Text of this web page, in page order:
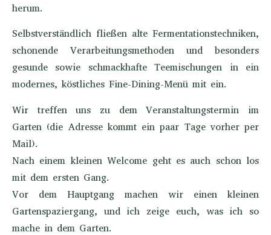
herum.
Selbstverständlich fließen alte Fermentationstechniken,
schonende Verarbeitungsmethoden und besonders
gesunde sowie schmackhafte Teemischungen in ein
modernes, köstliches Fine-Dining-Menü mit ein.
Wir treffen uns zu dem Veranstaltungstermin im
Garten (die Adresse kommt ein paar Tage vorher per
Mail).
Nach einem kleinen Welcome geht es auch schon los
mit dem ersten Gang.
Vor dem Hauptgang machen wir einen kleinen
Gartenspaziergang, und ich zeige euch, was ich so
mache in dem Garten.